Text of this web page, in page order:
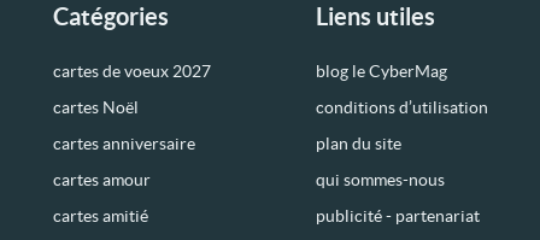
Catégories
cartes de voeux 2027
cartes Noël
cartes anniversaire
cartes amour
cartes amitié
Liens utiles
blog le CyberMag
conditions d’utilisation
plan du site
qui sommes-nous
publicité - partenariat